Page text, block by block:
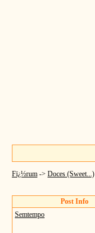
Fï¿½rum -> Doces (Sweet...)
Post Info
Semtempo